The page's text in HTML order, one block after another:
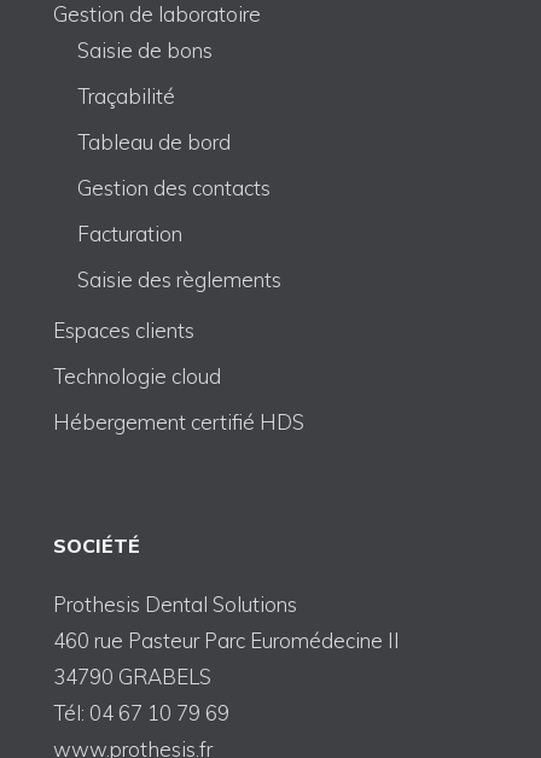
Gestion de laboratoire
Saisie de bons
Traçabilité
Tableau de bord
Gestion des contacts
Facturation
Saisie des règlements
Espaces clients
Technologie cloud
Hébergement certifié HDS
SOCIÉTÉ
Prothesis Dental Solutions
460 rue Pasteur Parc Euromédecine II
34790 GRABELS
Tél: 04 67 10 79 69
www.prothesis.fr